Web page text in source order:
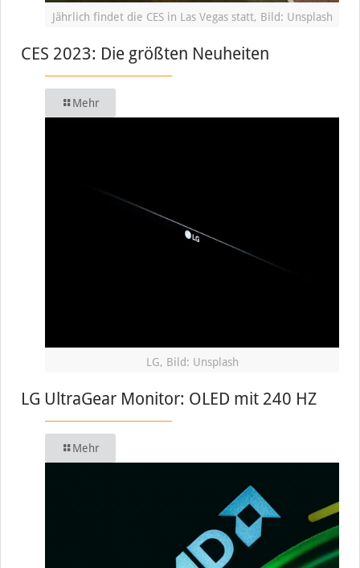
Jährlich findet die CES in Las Vegas statt, Bild: Unsplash
CES 2023: Die größten Neuheiten
Mehr
LG, Bild: Unsplash
LG UltraGear Monitor: OLED mit 240 HZ
Mehr